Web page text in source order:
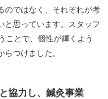
のではなく、それぞれが考
と思っています。スタッフ
ことで、個性が輝くよう
つけました。
協力し、鍼灸事業